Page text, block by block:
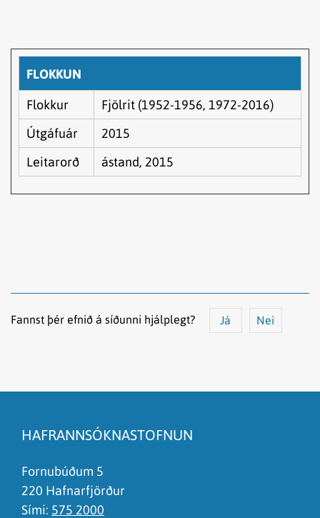
FLOKKUN
Flokkur
Fjölrit (1952-1956, 1972-2016)
Útgáfuár
2015
Leitarorð
ástand, 2015
Fannst þér efnið á síðunni hjálplegt? Já Nei
Það er of mikið efni á síðunni
Ég skil ekki efnið, finnst það of flókið
HAFRANNSÓKNASTOFNUN
Fornubúðum 5
220 Hafnarfjörður
Sími: 575 2000